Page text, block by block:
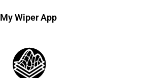
My Wiper App